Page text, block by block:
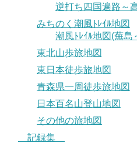
逆打ち四国遍路～
みちのく潮風ﾄﾚｲﾙ地図
潮風ﾄﾚｲﾙ地図(蕪島
東北山歩旅地図
東日本徒歩旅地図
青森県一周徒歩旅地図
日本百名山登山地図
その他の旅地図
記録集